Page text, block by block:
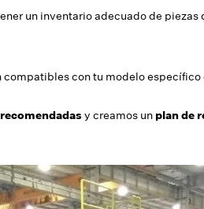
un inventario adecuado de
con tu modelo
y creamos un plan de